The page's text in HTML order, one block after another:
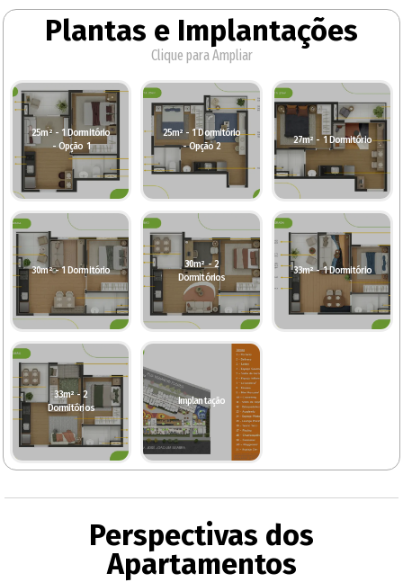
Plantas e Implantações
Clique para Ampliar
25m² - 1 Dormitório
- Opção 1
25m² - 1 Dormitório
- Opção 2
27m² - 1 Dormitório
30m² - 1 Dormitório
30m² - 2
Dormitórios
33m² - 1 Dormitório
33m² - 2
Dormitórios
Implantação
Perspectivas dos
Apartamentos